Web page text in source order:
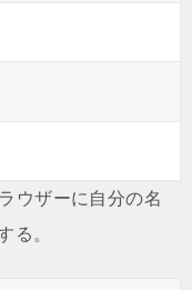
ウザーに自分の名
る。